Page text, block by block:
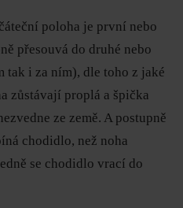
poloha je první nebo
přesouvá do druhé nebo
tak i za ním), dle toho z jaké
zůstávají proplá a špička
ze země. A postupně
chodidlo, než noha
se chodidlo vrací do